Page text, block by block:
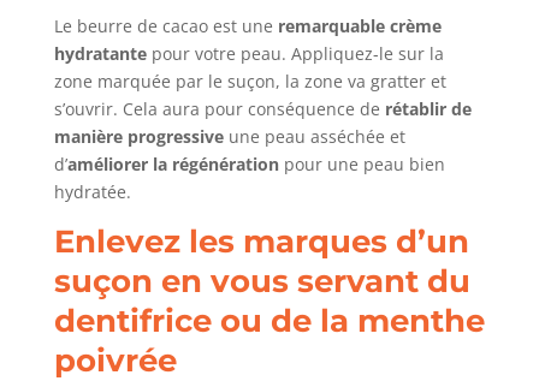
Le beurre de cacao est une remarquable crème
hydratantepour votre peau. Appliquez-le sur la
zone marquée par le suçon, la zone va gratter et
s’ouvrir. Cela aura pour conséquence de rétablir de
manière progressiveune peau asséchée et
d’améliorer la régénérationpour une peau bien
hydratée.
Enlevez les marques d’un
suçon en vous servant du
dentifrice ou de la menthe
poivrée